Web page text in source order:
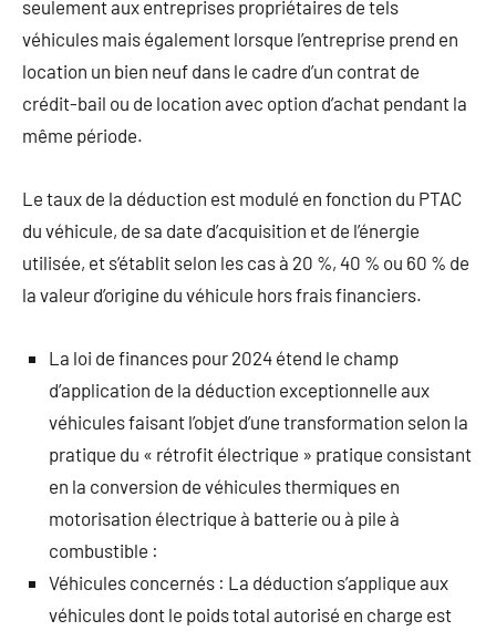
seulement aux entreprises propriétaires de tels
véhicules mais également lorsque l’entreprise prend en
location un bien neuf dans le cadre d’un contrat de
crédit-bail ou de location avec option d’achat pendant la
même période.
Le taux de la déduction est modulé en fonction du PTAC
du véhicule, de sa date d’acquisition et de l’énergie
utilisée, et s’établit selon les cas à 20 %, 40 % ou 60 % de
la valeur d’origine du véhicule hors frais financiers.
La loi de finances pour 2024 étend le champ
d’application de la déduction exceptionnelle aux
véhicules faisant l’objet d’une transformation selon la
pratique du « rétrofit électrique » pratique consistant
en la conversion de véhicules thermiques en
motorisation électrique à batterie ou à pile à
combustible :
Véhicules concernés : La déduction s’applique aux
véhicules dont le poids total autorisé en charge est